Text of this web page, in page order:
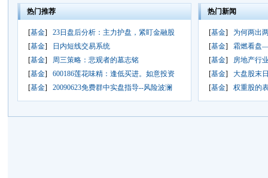
热门推荐
[基金]
23日盘后分析：主力护盘，紧盯金融股
[基金]
日内短线交易系统
[基金]
周三策略：悲观者的墓志铭
[基金]
600186莲花味精：逢低买进。如意投资
[基金] 20090623免费群中实盘指导--风险波澜
热门新闻
[基金]
为何两出
[基金]
霜燃看盘
[基金]
房地产行
[基金]
大盘股末
[基金] 权重股的